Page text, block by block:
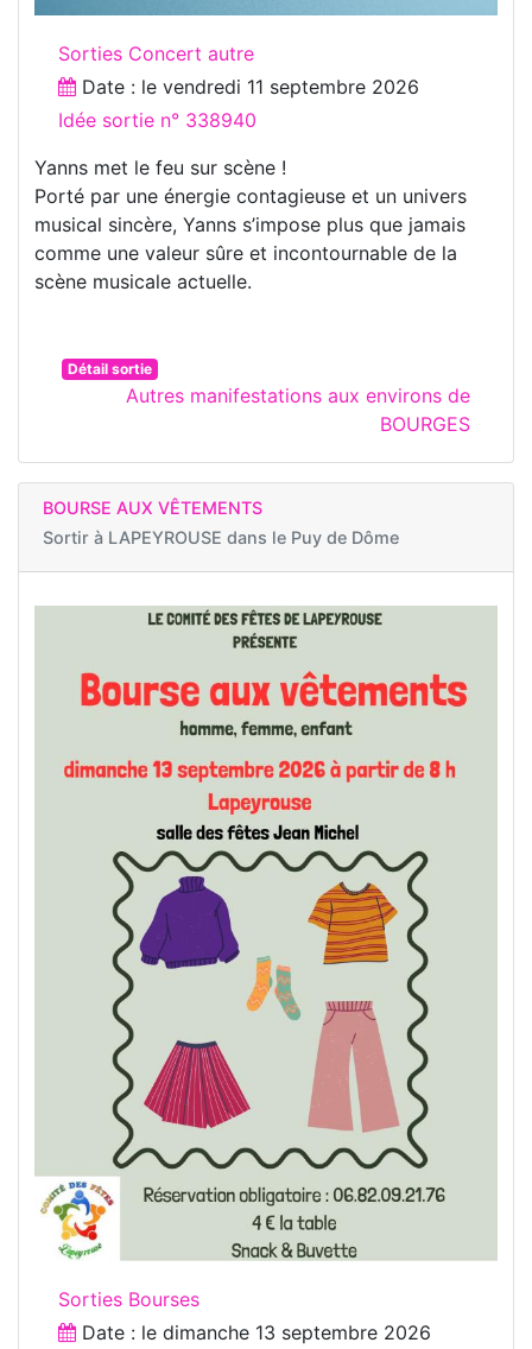
Sorties Concert autre
Date : le vendredi 11 septembre 2026
Idée sortie n° 338940
Yanns met le feu sur scène !
Porté par une énergie contagieuse et un univers
musical sincère, Yanns s’impose plus que jamais
comme une valeur sûre et incontournable de la
scène musicale actuelle.
Détail sortie
Autres manifestations aux environs de
BOURGES
BOURSE AUX VÊTEMENTS
Sortir à LAPEYROUSE dans le Puy de Dôme
Sorties Bourses
Date : le dimanche 13 septembre 2026